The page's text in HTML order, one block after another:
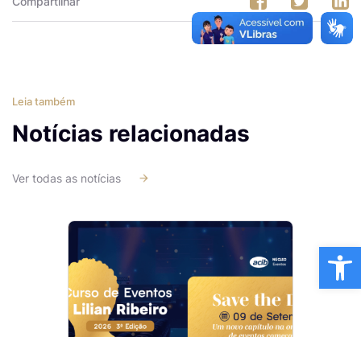
Leia também
Notícias relacionadas
Ver todas as notícias